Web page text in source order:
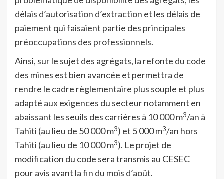
délais d’autorisation d’extraction et les délais de
paiement qui faisaient partie des principales
préoccupations des professionnels.
Ainsi, sur le sujet des agrégats, la refonte du code
des mines est bien avancée et permettra de
rendre le cadre règlementaire plus souple et plus
adapté aux exigences du secteur notamment en
abaissant les seuils des carrières à 10 000 m3/an à
Tahiti (au lieu de 50 000 m3) et 5 000 m3/an hors
Tahiti (au lieu de 10 000 m3). Le projet de
modification du code sera transmis au CESEC
pour avis avant la fin du mois d’août.